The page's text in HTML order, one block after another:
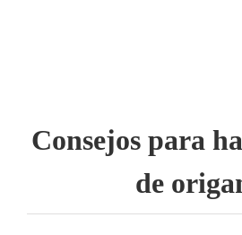
Consejos para
de